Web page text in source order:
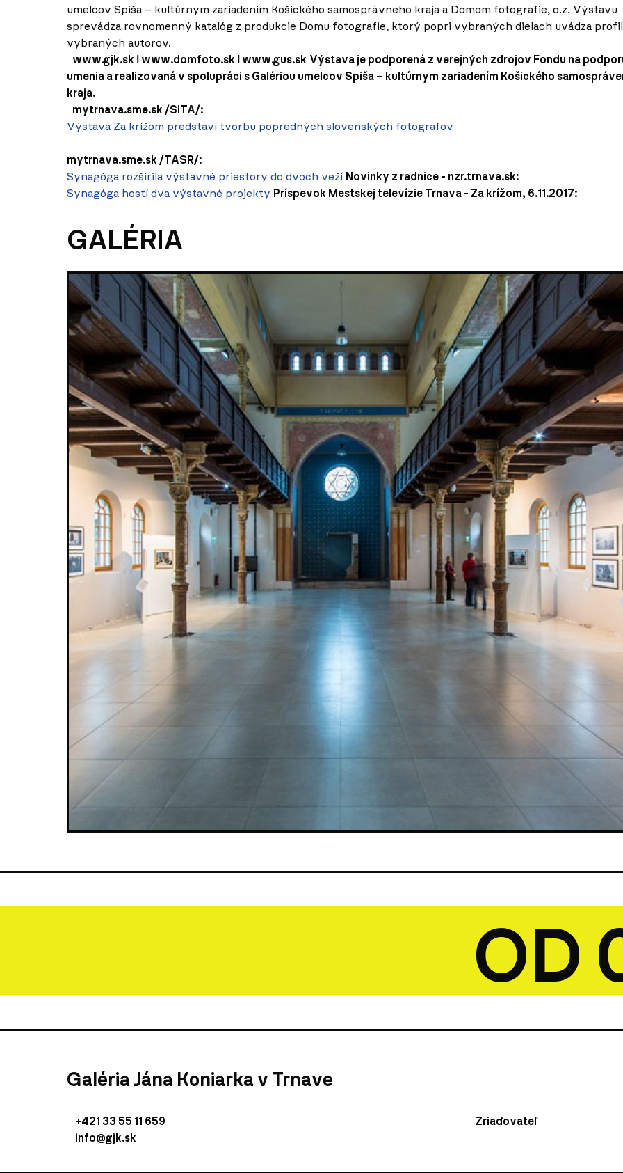
umelcov Spiša – kultúrnym zariadením Košického samosprávneho kraja a Domom fotografie, o.z. Výstavu
sprevádza rovnomenný katalóg z produkcie Domu fotografie, ktorý popri vybraných dielach uvádza
vybraných autorov.
www.gjk.sk ǀ www.domfoto.sk ǀ www.gus.sk Výstava je podporená z verejných zdrojov Fondu na
umenia a realizovaná v spolupráci s Galériou umelcov Spiša – kultúrnym zariadením Košického
kraja.
mytrnava.sme.sk /SITA/:
Výstava Za krížom predstaví tvorbu popredných slovenských fotografov
mytrnava.sme.sk /TASR/:
Synagóga rozšírila výstavné priestory do dvoch veží Novinky z radnice - nzr.trnava.sk:
Synagóga hostí dva výstavné projekty Príspevok Mestskej televízie Trnava - Za krížom, 6.11.2017:
GALÉRIA
OD
Galéria Jána Koniarka v Trnave
+421 33 55 11 659
info@gjk.sk
Zriaďovateľ